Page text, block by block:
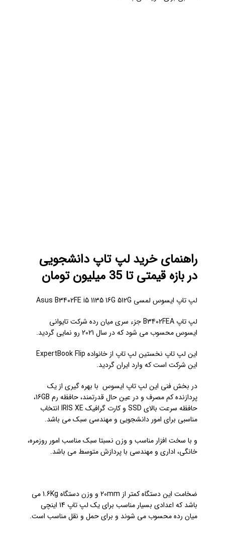
راهنمای خرید لپ تاپ دانشجویی
در بازه قیمتی تا 35 میلیون تومان
لپ تاپ ایسوس لمسی Asus B3402FE i5 1135 16G 512G
لپ تاپ B3402FEA جزء سری میان رده شرکت تایوانی
ایسوس محسوب می شود که در سال 2021 رو نمایی گردید.
این لپ تاپ نخستین لپ تاپ از خانواده ExpertBook Flip
این شرکت است که وارد ایران گردید.
در بخش فنی این لپ تاپ ایسوس با بهره گیری از یک
پردازنده کم مصرف و در عین حال قدرتمند، حافظه رم 16GB،
حافظه سرعت بالای SSD و کارت گرافیک
IRIS XE انتخاب
مناسبی برای امور دانشجویی و مهندسی سبک می باشد.
و با سخت افزار مناسب و وزن نسبتا سبک مناسب امور روزمره،
خانگی، اداری و مهندسی با پردازش متوسط می باشد.
ضخامت این دستگاه کمتر از 20mm و وزن دستگاه 1.6Kg می
باشد که اعدادی بسیار مناسب برای یک لپ تاپ 14 اینچی
میان رده محسوب می شوند و برای حمل و نقل مناسب است.